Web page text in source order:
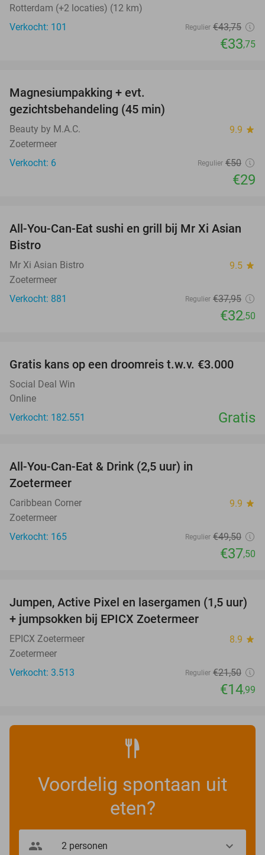
Rotterdam (+2 locaties) (12 km)
Verkocht: 101
Regulier €43,75
€33,75
Magnesiumpakking + evt.
gezichtsbehandeling (45 min)
Beauty by M.A.C. 9.9 star
Zoetermeer
Verkocht: 6
Regulier €50
€29
14%
All-You-Can-Eat sushi en grill bij Mr Xi Asian
Bistro
Mr Xi Asian Bistro 9.5 star
Zoetermeer
Verkocht: 881
Regulier €37,95
€32,50
Gratis kans op een droomreis t.w.v. €3.000
Social Deal Win
Online
Verkocht: 182.551
Gratis
All-You-Can-Eat & Drink (2,5 uur) in
Zoetermeer
Caribbean Corner 9.9 star
Zoetermeer
Verkocht: 165
Regulier €49,50
€37,50
30%
Jumpen, Active Pixel en lasergamen (1,5 uur)
+ jumpsokken bij EPICX Zoetermeer
EPICX Zoetermeer 8.9 star
Zoetermeer
Verkocht: 3.513
Regulier €21,50
€14,99
Voordelig spontaan uit
eten?